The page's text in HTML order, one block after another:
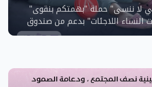
الدولية
لا ننسى" حملة "بهمتكم بنقوى"
اللاجئات" بدعم من صندوق
لتسليط الضوء على تأثير تقليص
الغربية، وتسعى لحشد الدعم
استمرار خدمات الوكالة. تعتمد